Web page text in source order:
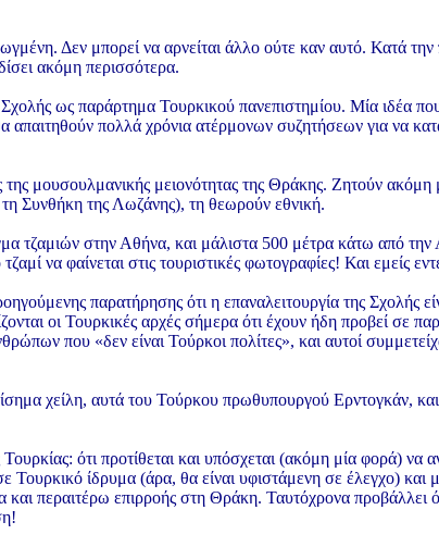
Δεν μπορεί να αρνείται άλλο ούτε καν αυτό. Κατά την
ακόμη περισσότερα.
ως παράρτημα Τουρκικού πανεπιστημίου. Μία ιδέα
απαιτηθούν πολλά χρόνια ατέρμονων συζητήσεων για να
μουσουλμανικής μειονότητας της Θράκης. Ζητούν ακόμη
Συνθήκη της Λωζάνης), τη θεωρούν εθνική.
τζαμιών στην Αθήνα, και μάλιστα 500 μέτρα κάτω από
να φαίνεται στις τουριστικές φωτογραφίες! Και εμείς
παρατήρησης ότι η επαναλειτουργία της Σχολής
οι Τουρκικές αρχές σήμερα ότι έχουν ήδη προβεί σε
που «δεν είναι Τούρκοι πολίτες», και αυτοί
χείλη, αυτά του Τούρκου πρωθυπουργού Ερντογκάν,
ότι προτίθεται και υπόσχεται (ακόμη μία φορά) να
ίδρυμα (άρα, θα είναι υφιστάμενη σε έλεγχο) και
περαιτέρω επιρροής στη Θράκη. Ταυτόχρονα προβάλλει